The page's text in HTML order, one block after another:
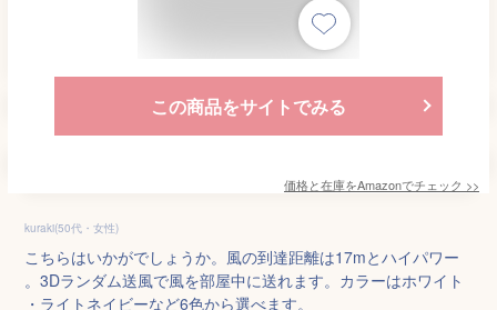
この商品をサイトでみる
価格と在庫をAmazonでチェック >>
kuraki(50代・女性)
こちらはいかがでしょうか。風の到達距離は17mとハイパワー
。3Dランダム送風で風を部屋中に送れます。カラーはホワイト
・ライトネイビーなど6色から選べます。